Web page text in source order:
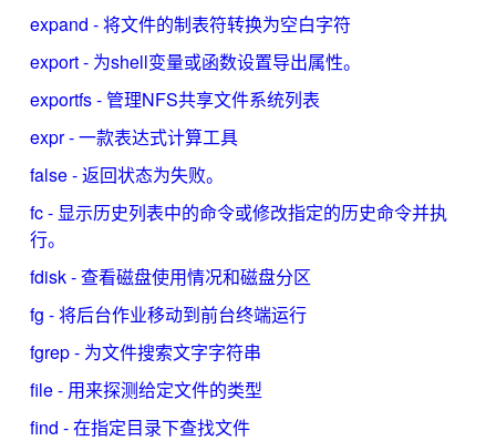
expand - 将文件的制表符转换为空白字符
export - 为shell变量或函数设置导出属性。
exportfs - 管理NFS共享文件系统列表
expr - 一款表达式计算工具
false - 返回状态为失败。
fc - 显示历史列表中的命令或修改指定的历史命令并执
行。
fdisk - 查看磁盘使用情况和磁盘分区
fg - 将后台作业移动到前台终端运行
fgrep - 为文件搜索文字字符串
file - 用来探测给定文件的类型
find - 在指定目录下查找文件